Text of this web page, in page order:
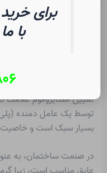
استایروفوم
Christopher J. Ziegler
تعییناستایروفومعلامت
توسط یک عامل دمنده
بسیار سبک است و خاصیت
در صنعت ساختمان، به
برای
با